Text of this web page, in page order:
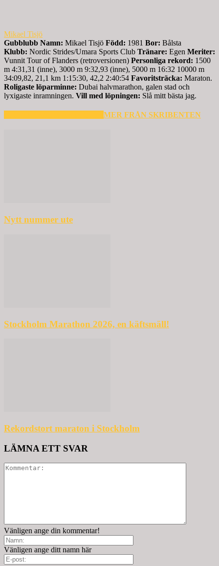
Mikael Tisjö
Gubblubb Namn: Mikael Tisjö Född: 1981 Bor: Bålsta
Klubb: Nordic Strides/Umara Sports Club Tränare: Egen Meriter:
Vunnit Tour of Flanders (retroversionen) Personliga rekord: 1500
m 4:31,31 (inne), 3000 m 9:32,93 (inne), 5000 m 16:32 10000 m
34:09,82, 21,1 km 1:15:30, 42,2 2:40:54 Favoritsträcka: Maraton.
Roligaste löparminne: Dubai halvmarathon, galen stad och
lyxigaste inramningen. Vill med löpningen: Slå mitt bästa jag.
MER FRÅN SKRIBENTEN
Nytt nummer ute
Stockholm Marathon 2026, en käftsmäll!
Rekordstort maraton i Stockholm
LÄMNA ETT SVAR
Vänligen ange din kommentar!
Vänligen ange ditt namn här